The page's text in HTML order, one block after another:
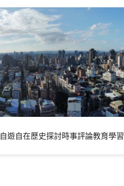
自遊自在歷史探討時事評論教育學習